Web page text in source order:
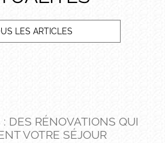
LES ARTICLES
DES RÉNOVATIONS QUI
VOTRE SÉJOUR